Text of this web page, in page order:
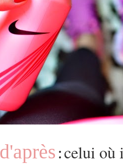
: celui où